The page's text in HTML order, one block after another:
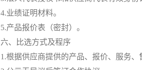
4.业绩证明材料。
5.产品报价表（密封）。
六、比选方式及程序
1.根据供应商提供的产品、报价、服务